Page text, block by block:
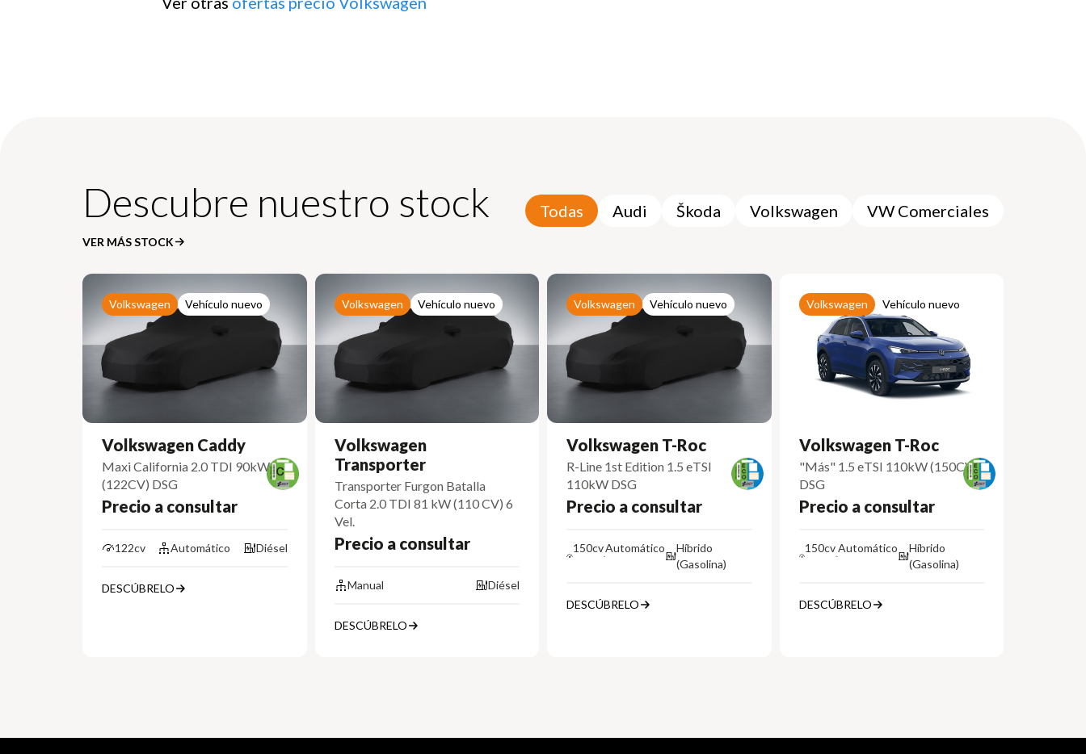
Descubre nuestro stock
VER MÁS STOCK
Todas Audi Škoda Volkswagen VW Comerciales
Volkswagen Vehículo nuevo
Volkswagen Caddy
Maxi California 2.0 TDI 90kW
(122CV) DSG
Precio a consultar
122cv Automático Diésel
DESCÚBRELO
Volkswagen Vehículo nuevo
Volkswagen
Transporter
Transporter Furgon Batalla
Corta 2.0 TDI 81 kW (110 CV) 6
Vel.
Precio a consultar
Manual Diésel
DESCÚBRELO
Volkswagen Vehículo nuevo
Volkswagen T-Roc
R-Line 1st Edition 1.5 eTSI
110kW DSG
Precio a consultar
150cvAutomático
Híbrido
(Gasolina)
DESCÚBRELO
Volkswagen Vehículo nuevo
Volkswagen T-Roc
"Más" 1.5 eTSI 110kW (150CV)
DSG
Precio a consultar
150cvAutomático
Híbrido
(Gasolina)
DESCÚBRELO